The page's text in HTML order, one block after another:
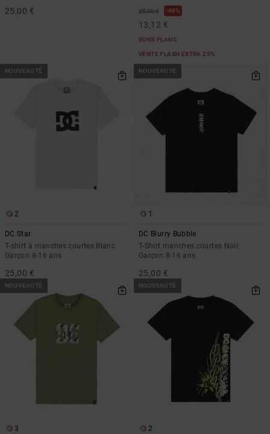
25,00 € 25,00 € 48%
13,12 €
BONS PLANS
VENTE FLASH EXTRA 25%
NOUVEAUTÉ
2
DC Star
T-shirt à manches courtes Blanc
Garçon 8-16 ans
25,00 €
NOUVEAUTÉ
1
DC Blurry Bubble
T-Shirt manches courtes Noir
Garçon 8-16 ans
25,00 €
NOUVEAUTÉ
3
NOUVEAUTÉ
2